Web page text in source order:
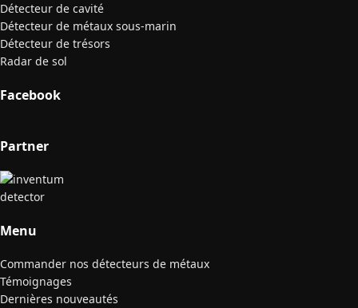
Détecteur de cavité
Détecteur de métaux sous-marin
Détecteur de trésors
Radar de sol
Facebook
Partner
Menu
Commander nos détecteurs de métaux
Témoignages
Dernières nouveautés